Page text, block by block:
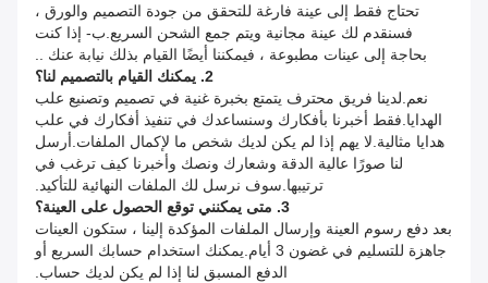
تحتاج فقط إلى عينة فارغة للتحقق من جودة التصميم والورق ،
فسنقدم لك عينة مجانية ويتم جمع الشحن السريع.ب- إذا كنت
بحاجة إلى عينات مطبوعة ، فيمكننا أيضًا القيام بذلك نيابة عنك ..
2. يمكنك القيام بالتصميم لنا؟
نعم.لدينا فريق محترف يتمتع بخبرة غنية في تصميم وتصنيع علب
الهدايا.فقط أخبرنا بأفكارك وسنساعدك في تنفيذ أفكارك في علب
هدايا مثالية.لا يهم إذا لم يكن لديك شخص ما لإكمال الملفات.أرسل
لنا صورًا عالية الدقة وشعارك ونصك وأخبرنا كيف ترغب في
ترتيبها.سوف نرسل لك الملفات النهائية للتأكيد.
3. متى يمكنني توقع الحصول على العينة؟
بعد دفع رسوم العينة وإرسال الملفات المؤكدة إلينا ، ستكون العينات
جاهزة للتسليم في غضون 3 أيام.يمكنك استخدام حسابك السريع أو
الدفع المسبق لنا إذا لم يكن لديك حساب.